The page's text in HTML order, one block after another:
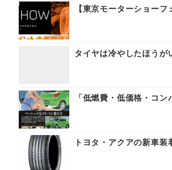
【東京モーターショー
タイヤは冷やしたほうが
「低燃費・低価格・コ
トヨタ・アクアの新車